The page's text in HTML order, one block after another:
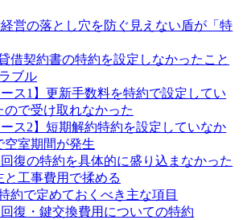
営の落とし穴を防ぐ見えない盾が「特
借契約書の特約を設定しなかったこと
ブル
ース1】更新手数料を特約で設定してい
ので受け取れなかった
ース2】短期解約特約を設定していなか
空室期間が発生
復の特約を具体的に盛り込まなかった
と工事費用で揉める
約で定めておくべき主な項目
復・鍵交換費用についての特約